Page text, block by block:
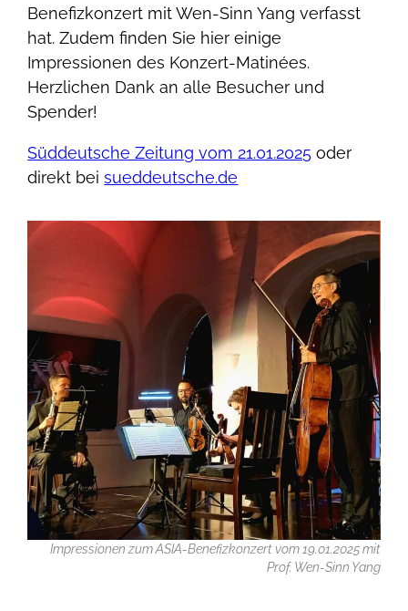
Benefizkonzert mit Wen-Sinn Yang verfasst
hat. Zudem finden Sie hier einige
Impressionen des Konzert-Matinées.
Herzlichen Dank an alle Besucher und
Spender!
Süddeutsche Zeitung vom 21.01.2025 oder
direkt beisueddeutsche.de
Impressionen zum ASIA-Benefizkonzert vom 19.01.2025 mit
Prof. Wen-Sinn Yang